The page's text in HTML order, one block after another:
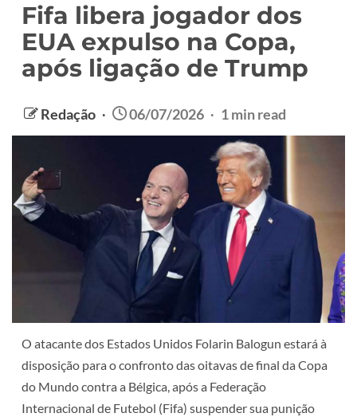
Fifa libera jogador dos
EUA expulso na Copa,
após ligação de Trump
Redação 06/07/2026 1 min read
O atacante dos Estados Unidos Folarin Balogun estará à
disposição para o confronto das oitavas de final da Copa
do Mundo contra a Bélgica, após a Federação
Internacional de Futebol (Fifa) suspender sua punição